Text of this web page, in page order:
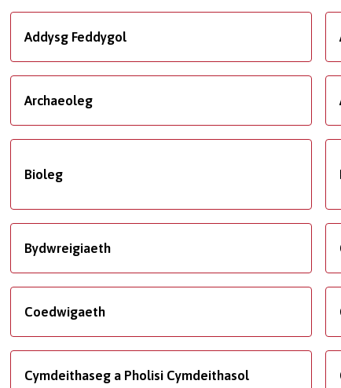
Addysg Feddygol
Archaeoleg
Bioleg
Bydwreigiaeth
Coedwigaeth
Cymdeithaseg a Pholisi Cymdeithasol